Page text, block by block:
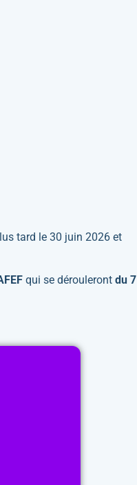
tard le 30 juin 2026 et
qui se dérouleront du 7